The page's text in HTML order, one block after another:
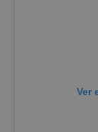
Ver